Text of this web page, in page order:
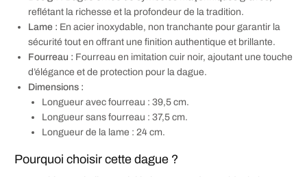
reflétant la richesse et la profondeur de la tradition.
Lame : En acier inoxydable, non tranchante pour garantir la
sécurité tout en offrant une finition authentique et brillante.
Fourreau : Fourreau en imitation cuir noir, ajoutant une touche
d’élégance et de protection pour la dague.
Dimensions :
Longueur avec fourreau : 39,5 cm.
Longueur sans fourreau : 37,5 cm.
Longueur de la lame : 24 cm.
Pourquoi choisir cette dague ?